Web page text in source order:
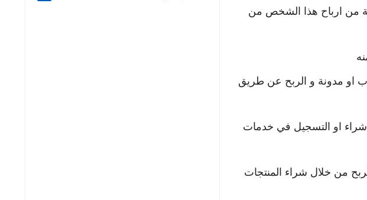
من ارباح هذا الشخص من
او مدونة و الربح عن طريق
او التسجيل في خدمات
من خلال شراء المنتجات